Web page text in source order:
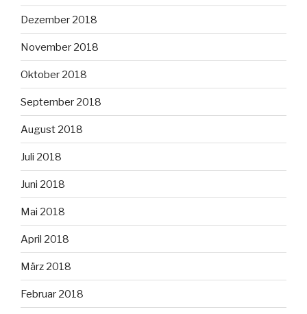
Dezember 2018
November 2018
Oktober 2018
September 2018
August 2018
Juli 2018
Juni 2018
Mai 2018
April 2018
März 2018
Februar 2018